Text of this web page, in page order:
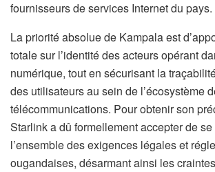
fournisseurs de services Internet du pays.
La priorité absolue de Kampala est
totale sur l’identité des acteurs opérant
numérique, tout en sécurisant la
des utilisateurs au sein de l’écosystème
télécommunications. Pour obtenir son
Starlink a dû formellement accepter de
l’ensemble des exigences légales et
ougandaises, désarmant ainsi les